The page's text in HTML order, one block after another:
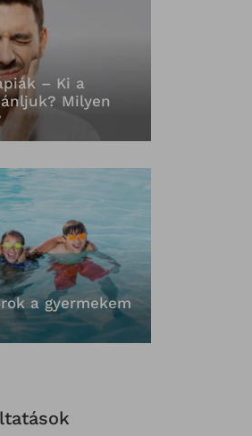
– Ki a
Milyen
a gyermekem